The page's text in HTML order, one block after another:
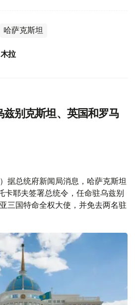
哈萨克斯坦
拉
兹别克斯坦、英国和罗马
据总统府新闻局消息，哈萨克斯坦
卡耶夫签署总统令，任命驻乌兹别
三国特命全权大使，并免去两名驻